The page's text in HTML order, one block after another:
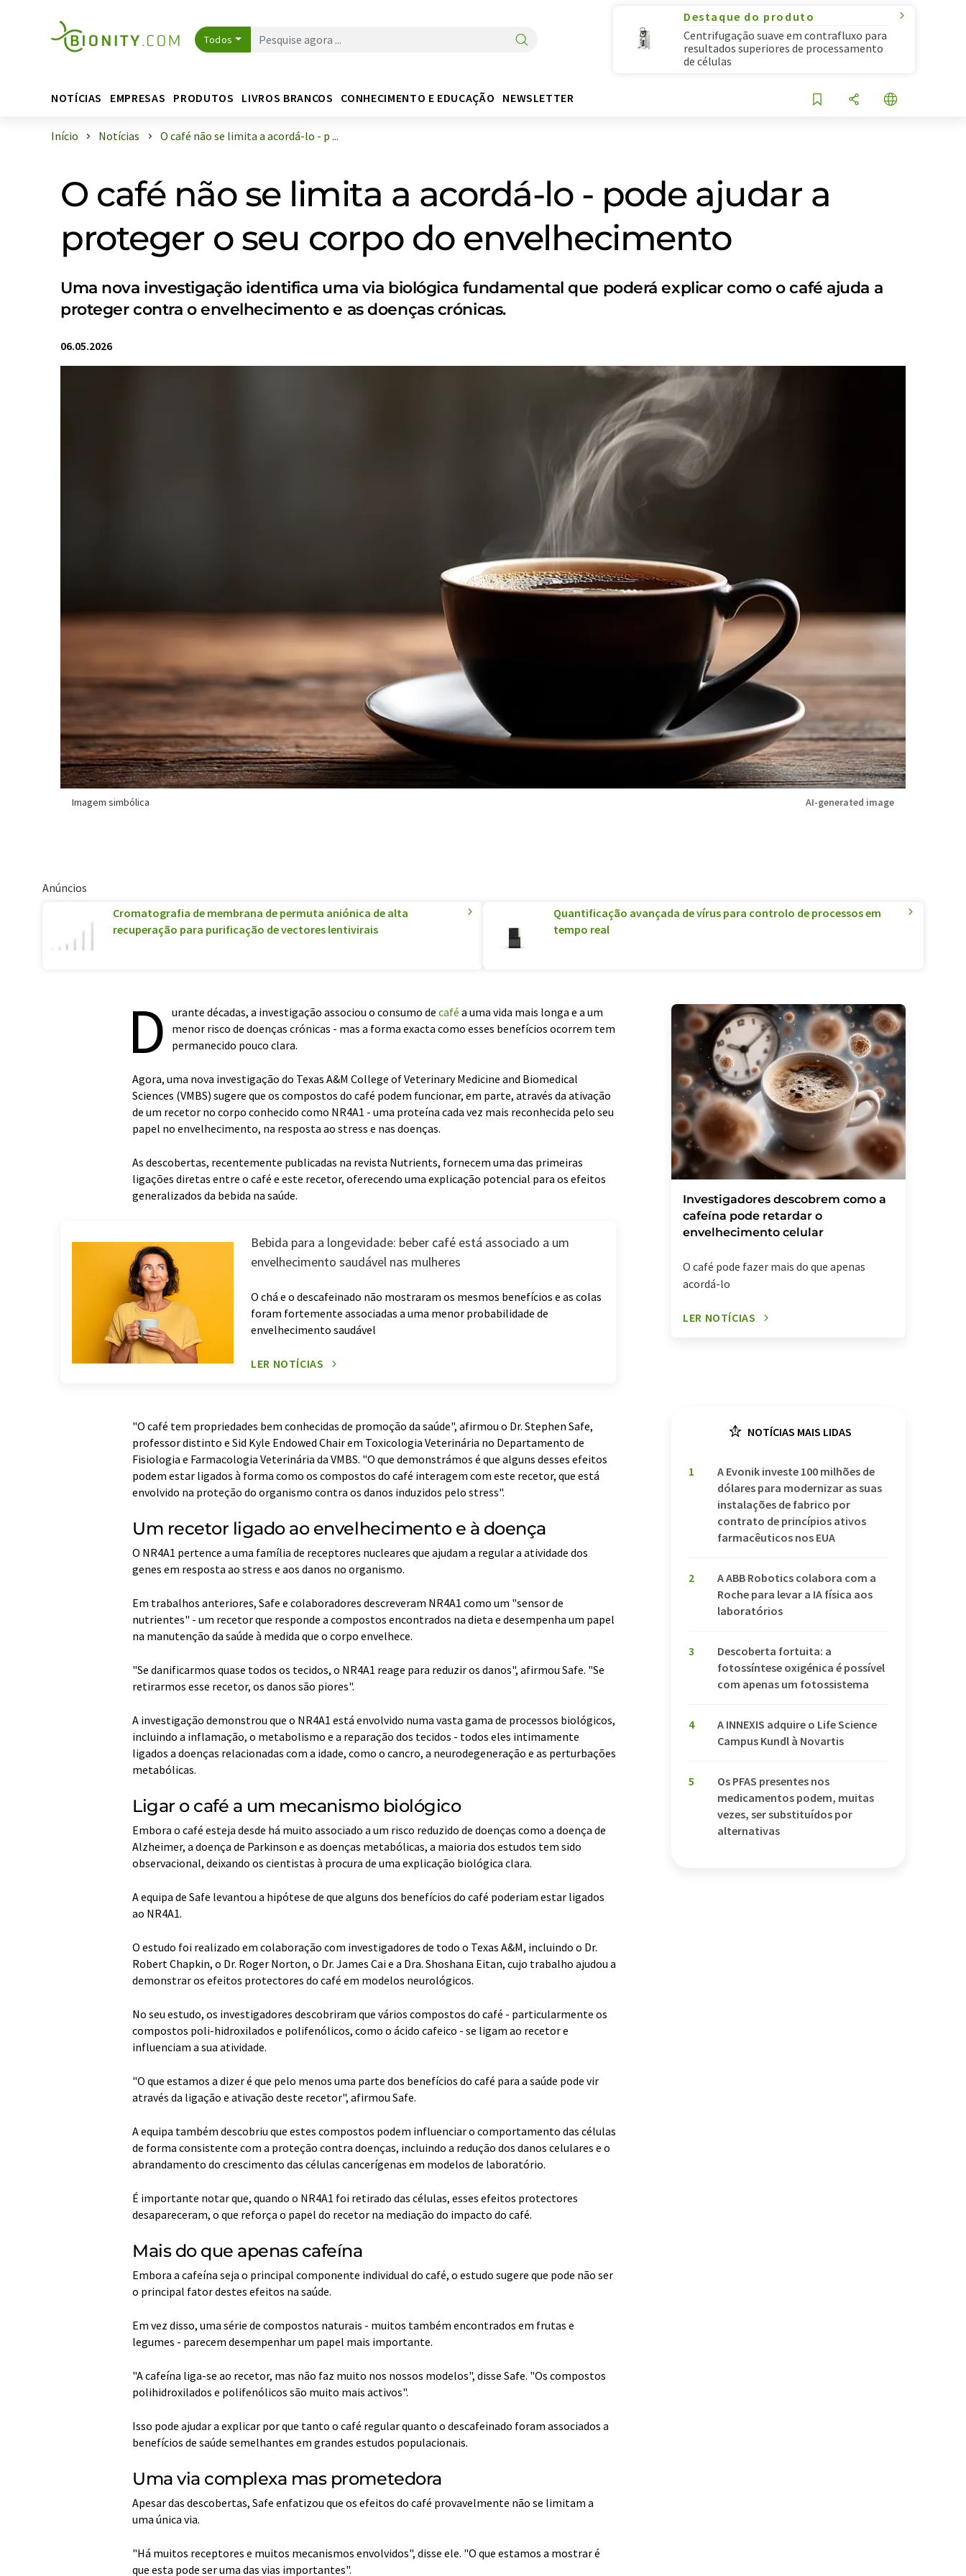
Todos
Destaque do produto
Centrifugação suave em contrafluxo para
resultados superiores de processamento
de células
NOTÍCIAS EMPRESAS PRODUTOS LIVROS BRANCOS CONHECIMENTO E EDUCAÇÃO NEWSLETTER
Início Notícias O café não se limita a acordá-lo - p ...
O café não se limita a acordá-lo - pode ajudar a
proteger o seu corpo do envelhecimento
Uma nova investigação identifica uma via biológica fundamental que poderá explicar como o café ajuda a
proteger contra o envelhecimento e as doenças crónicas.
06.05.2026
Imagem simbólica AI-generated image
Anúncios
Cromatografia de membrana de permuta aniónica de alta
recuperação para purificação de vectores lentivirais
Quantificação avançada de vírus para controlo de processos em
tempo real
D urante décadas, a investigação associou o consumo de café a uma vida mais longa e a um
menor risco de doenças crónicas - mas a forma exacta como esses benefícios ocorrem tem
permanecido pouco clara.
Agora, uma nova investigação do Texas A&M College of Veterinary Medicine and Biomedical
Sciences (VMBS) sugere que os compostos do café podem funcionar, em parte, através da ativação
de um recetor no corpo conhecido como NR4A1 - uma proteína cada vez mais reconhecida pelo seu
papel no envelhecimento, na resposta ao stress e nas doenças.
As descobertas, recentemente publicadas na revista Nutrients, fornecem uma das primeiras
ligações diretas entre o café e este recetor, oferecendo uma explicação potencial para os efeitos
generalizados da bebida na saúde.
Bebida para a longevidade: beber café está associado a um
envelhecimento saudável nas mulheres
O chá e o descafeinado não mostraram os mesmos benefícios e as colas
foram fortemente associadas a uma menor probabilidade de
envelhecimento saudável
LER NOTÍCIAS
"O café tem propriedades bem conhecidas de promoção da saúde", afirmou o Dr. Stephen Safe,
professor distinto e Sid Kyle Endowed Chair em Toxicologia Veterinária no Departamento de
Fisiologia e Farmacologia Veterinária da VMBS. "O que demonstrámos é que alguns desses efeitos
podem estar ligados à forma como os compostos do café interagem com este recetor, que está
envolvido na proteção do organismo contra os danos induzidos pelo stress".
Um recetor ligado ao envelhecimento e à doença
O NR4A1 pertence a uma família de receptores nucleares que ajudam a regular a atividade dos
genes em resposta ao stress e aos danos no organismo.
Em trabalhos anteriores, Safe e colaboradores descreveram NR4A1 como um "sensor de
nutrientes" - um recetor que responde a compostos encontrados na dieta e desempenha um papel
na manutenção da saúde à medida que o corpo envelhece.
"Se danificarmos quase todos os tecidos, o NR4A1 reage para reduzir os danos", afirmou Safe. "Se
retirarmos esse recetor, os danos são piores".
A investigação demonstrou que o NR4A1 está envolvido numa vasta gama de processos biológicos,
incluindo a inflamação, o metabolismo e a reparação dos tecidos - todos eles intimamente
ligados a doenças relacionadas com a idade, como o cancro, a neurodegeneração e as perturbações
metabólicas.
Ligar o café a um mecanismo biológico
Embora o café esteja desde há muito associado a um risco reduzido de doenças como a doença de
Alzheimer, a doença de Parkinson e as doenças metabólicas, a maioria dos estudos tem sido
observacional, deixando os cientistas à procura de uma explicação biológica clara.
A equipa de Safe levantou a hipótese de que alguns dos benefícios do café poderiam estar ligados
ao NR4A1.
O estudo foi realizado em colaboração com investigadores de todo o Texas A&M, incluindo o Dr.
Robert Chapkin, o Dr. Roger Norton, o Dr. James Cai e a Dra. Shoshana Eitan, cujo trabalho ajudou a
demonstrar os efeitos protectores do café em modelos neurológicos.
No seu estudo, os investigadores descobriram que vários compostos do café - particularmente os
compostos poli-hidroxilados e polifenólicos, como o ácido cafeico - se ligam ao recetor e
influenciam a sua atividade.
"O que estamos a dizer é que pelo menos uma parte dos benefícios do café para a saúde pode vir
através da ligação e ativação deste recetor", afirmou Safe.
A equipa também descobriu que estes compostos podem influenciar o comportamento das células
de forma consistente com a proteção contra doenças, incluindo a redução dos danos celulares e o
abrandamento do crescimento das células cancerígenas em modelos de laboratório.
É importante notar que, quando o NR4A1 foi retirado das células, esses efeitos protectores
desapareceram, o que reforça o papel do recetor na mediação do impacto do café.
Mais do que apenas cafeína
Embora a cafeína seja o principal componente individual do café, o estudo sugere que pode não ser
o principal fator destes efeitos na saúde.
Em vez disso, uma série de compostos naturais - muitos também encontrados em frutas e
legumes - parecem desempenhar um papel mais importante.
"A cafeína liga-se ao recetor, mas não faz muito nos nossos modelos", disse Safe. "Os compostos
polihidroxilados e polifenólicos são muito mais activos".
Isso pode ajudar a explicar por que tanto o café regular quanto o descafeinado foram associados a
benefícios de saúde semelhantes em grandes estudos populacionais.
Uma via complexa mas prometedora
Apesar das descobertas, Safe enfatizou que os efeitos do café provavelmente não se limitam a
uma única via.
"Há muitos receptores e muitos mecanismos envolvidos", disse ele. "O que estamos a mostrar é
que esta pode ser uma das vias importantes".
Investigadores descobrem como a
cafeína pode retardar o
envelhecimento celular
O café pode fazer mais do que apenas
acordá-lo
LER NOTÍCIAS
NOTÍCIAS MAIS LIDAS
1
A Evonik investe 100 milhões de
dólares para modernizar as suas
instalações de fabrico por
contrato de princípios ativos
farmacêuticos nos EUA
2
A ABB Robotics colabora com a
Roche para levar a IA física aos
laboratórios
3
Descoberta fortuita: a
fotossíntese oxigénica é possível
com apenas um fotossistema
4
A INNEXIS adquire o Life Science
Campus Kundl à Novartis
5
Os PFAS presentes nos
medicamentos podem, muitas
vezes, ser substituídos por
alternativas